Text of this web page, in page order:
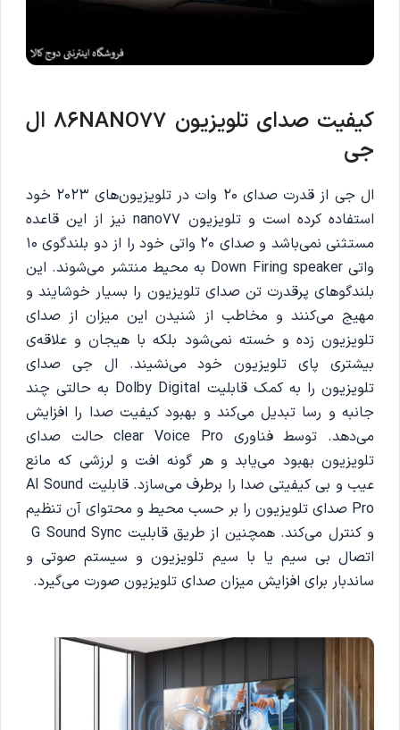
کیفیت صدای تلویزیون 86NANO77 ال
جی
ال جی از قدرت صدای 20 وات در تلویزیون‌های 2023 خود
استفاده کرده است و تلویزیون nano77 نیز از این قاعده
مستثنی نمی‌باشد و صدای 20 واتی خود را از دو بلندگوی 10
واتی Down Firing speaker به محیط منتشر می‌شوند. این
بلندگوهای پرقدرت تن صدای تلویزیون را بسیار خوشایند و
مهیج می‌کنند و مخاطب از شنیدن این میزان از صدای
تلویزیون زده و خسته نمی‌شود بلکه با هیجان و علاقه‌ی
بیشتری پای تلویزیون خود می‌نشیند. ال جی صدای
تلویزیون را به کمک قابلیت Dolby Digital به حالتی چند
جانبه و رسا تبدیل می‌کند و بهبود کیفیت صدا را افزايش
می‌دهد. توسط فناوری clear Voice Pro حالت صدای
تلویزیون بهبود می‌یابد و هر گونه افت و لرزشی که مانع
عیب و بی کیفیتی صدا را برطرف می‌سازد. قابلیت AI Sound
Pro صدای تلویزیون را بر حسب محیط و محتوای آن تنظیم
و کنترل می‌کند. همچنین از طریق قابلیت G Sound Sync
اتصال بی سیم یا با سیم تلویزیون و سیستم صوتی و
ساندبار برای افزایش میزان صدای تلویزیون صورت می‌گیرد.